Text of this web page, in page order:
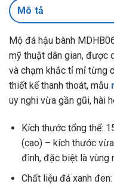
Mô tả
Mộ đá hậu bành
mỹ thuật dân gian, được
và chạm khắc tỉ mỉ từng
thiết kế thanh thoát, mẫu
uy nghi vừa gần gũi, hài
Kích thước tổng thể:
(cao) – kích thước
đình, đặc biệt là vùng
Chất liệu đá xanh